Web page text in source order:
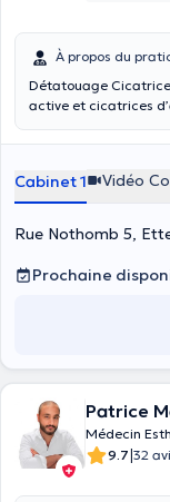
À propos du
Détatouage
active et cicatrices
Cabinet 1 Vidéo
Rue Nothomb 5,
Prochaine
Patrice
Médecin
9.7|32